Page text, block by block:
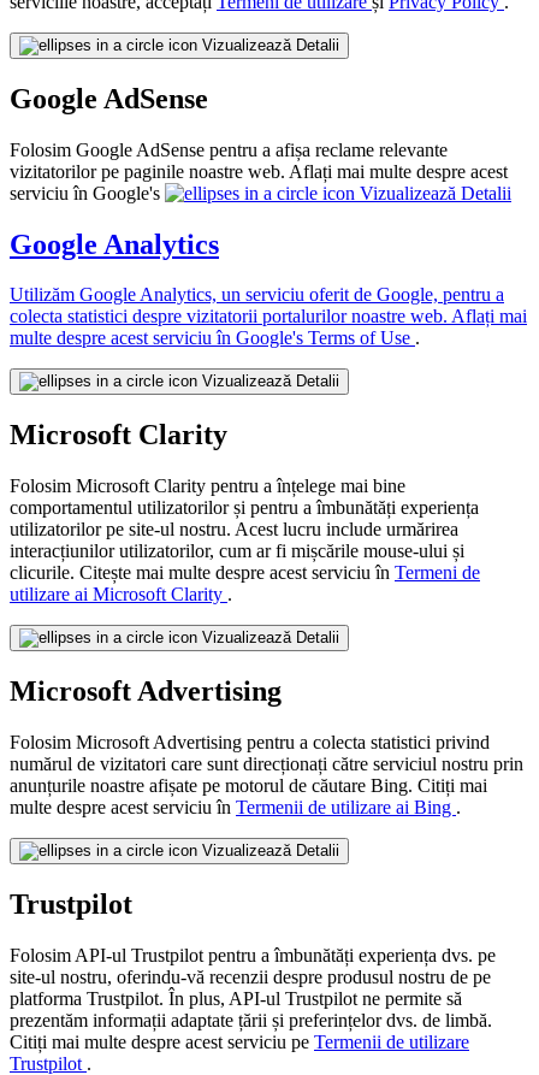
Vizualizează Detalii
Google AdSense
Folosim Google AdSense pentru a afișa reclame relevante
vizitatorilor pe paginile noastre web. Aflați mai multe despre acest
serviciu în Google's
Vizualizează Detalii
Google Analytics
Utilizăm Google Analytics, un serviciu oferit de Google, pentru a
colecta statistici despre vizitatorii portalurilor noastre web. Aflați mai
multe despre acest serviciu în Google's Terms of Use .
Vizualizează Detalii
Microsoft Clarity
Folosim Microsoft Clarity pentru a înțelege mai bine
comportamentul utilizatorilor și pentru a îmbunătăți experiența
utilizatorilor pe site-ul nostru. Acest lucru include urmărirea
interacțiunilor utilizatorilor, cum ar fi mișcările mouse-ului și
clicurile. Citește mai multe despre acest serviciu în Termeni de
utilizare ai Microsoft Clarity .
Vizualizează Detalii
Microsoft Advertising
Folosim Microsoft Advertising pentru a colecta statistici privind
numărul de vizitatori care sunt direcționați către serviciul nostru prin
anunțurile noastre afișate pe motorul de căutare Bing. Citiți mai
multe despre acest serviciu în Termenii de utilizare ai Bing .
Vizualizează Detalii
Trustpilot
Folosim API-ul Trustpilot pentru a îmbunătăți experiența dvs. pe
site-ul nostru, oferindu-vă recenzii despre produsul nostru de pe
platforma Trustpilot. În plus, API-ul Trustpilot ne permite să
prezentăm informații adaptate țării și preferințelor dvs. de limbă.
Citiți mai multe despre acest serviciu pe Termenii de utilizare
Trustpilot .